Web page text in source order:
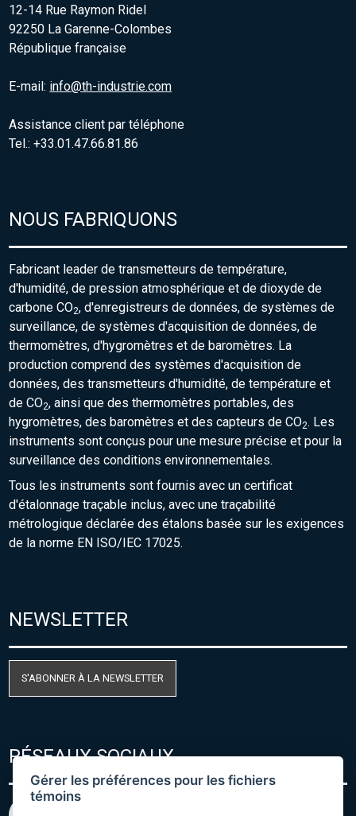
12-14 Rue Raymon Ridel
92250 La Garenne-Colombes
République française
E-mail: info@th-industrie.com
Assistance client par téléphone
Tel.: +33.01.47.66.81.86
NOUS FABRIQUONS
Fabricant leader de transmetteurs de température,
d'humidité, de pression atmosphérique et de dioxyde de
carbone CO2, d'enregistreurs de données, de systèmes de
surveillance, de systèmes d'acquisition de données, de
thermomètres, d'hygromètres et de baromètres. La
production comprend des systèmes d'acquisition de
données, des transmetteurs d'humidité, de température et
de CO2, ainsi que des thermomètres portables, des
hygromètres, des baromètres et des capteurs de CO2. Les
instruments sont conçus pour une mesure précise et pour la
surveillance des conditions environnementales.
Tous les instruments sont fournis avec un certificat
d'étalonnage traçable inclus, avec une traçabilité
métrologique déclarée des étalons basée sur les exigences
de la norme EN ISO/IEC 17025.
NEWSLETTER
S'ABONNER À LA NEWSLETTER
RÉSEAUX SOCIAUX
Gérer les préférences pour les fichiers
témoins